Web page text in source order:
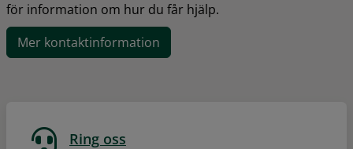
för information om hur du får hjälp.
Mer kontaktinformation
Ring oss